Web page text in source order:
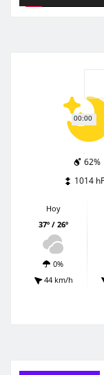
00:00
62%
1014
Hoy
37º / 26º
0%
44 km/h